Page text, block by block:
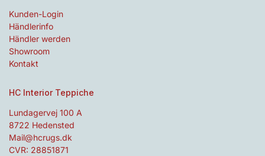
Kunden-Login
Händlerinfo
Händler werden
Showroom
Kontakt
HC Interior Teppiche
Lundagervej 100 A
8722 Hedensted
Mail@hcrugs.dk
CVR: 28851871